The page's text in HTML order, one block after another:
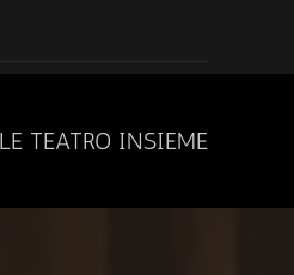
TEATRO INSIEME